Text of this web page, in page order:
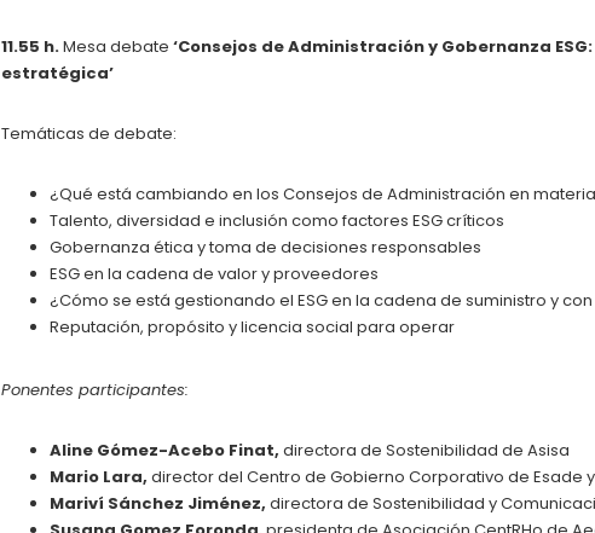
11.55 h.Mesa debate‘Consejos de Administración y Gobernanza
estratégica’
Temáticas de debate:
¿Qué está cambiando en los Consejos de Administración en
Talento, diversidad e inclusión como factores ESG críticos
Gobernanza ética y toma de decisiones responsables
ESG en la cadena de valor y proveedores
¿Cómo se está gestionando el ESG en la cadena de suministro y
Reputación, propósito y licencia social para operar
Ponentes participantes:
Aline Gómez-Acebo Finat,directora de Sostenibilidad de Asisa
Mario Lara,director del Centro de Gobierno Corporativo de Esade
Mariví Sánchez Jiménez,directora de Sostenibilidad y